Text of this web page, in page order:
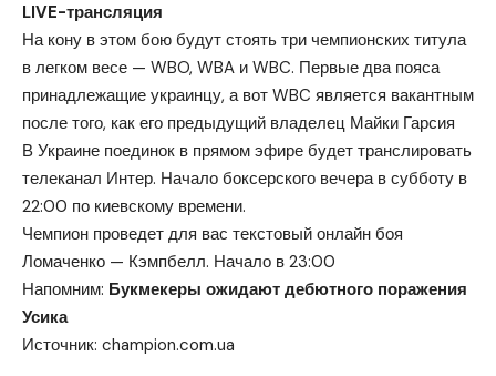
LIVE-трансляция
На кону в этом бою будут стоять три чемпионских титула
в легком весе — WBO, WBA и WBC. Первые два пояса
принадлежащие украинцу, а вот WBC является вакантным
после того, как его предыдущий владелец Майки Гарсия
В Украине поединок в прямом эфире будет транслировать
телеканал Интер. Начало боксерского вечера в субботу в
22:00 по киевскому времени.
Чемпион проведет для вас текстовый онлайн боя
Ломаченко — Кэмпбелл. Начало в 23:00
Напомним: Букмекеры ожидают дебютного поражения
Усика
Источник: champion.com.ua